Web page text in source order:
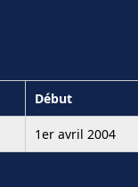
Début
1er avril 2004